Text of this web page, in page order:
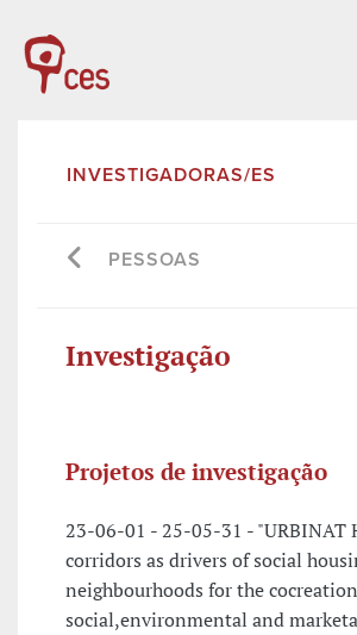
INVESTIGADORAS/ES
PESSOAS
Investigação
Projetos de investigação
23-06-01 - 25-05-31 - "URBINAT
corridors as drivers of social
neighbourhoods for the
social,environmental and